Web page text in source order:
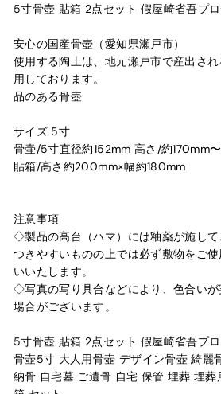
5寸骨壺 貼箱 2点セット 假屋崎省吾プ
安心の国産骨壺（愛知県瀬戸市）
使用する陶土は、地元瀬戸市で産出さ
用しております。
品のある骨壺
サイズ 5寸
骨壷/5寸直径約152mm 高さ/約170mm
貼箱/高さ約200mm×幅約180mm
注意事項
◇製品の高台（ハマ）には釉薬が施し
つきやすいものの上では必ず敷物をご
いいたします。
◇写真の写り具合などにより、色合い
場合がございます。
5寸骨壺 貼箱 2点セット 假屋崎省吾プ
骨壺5寸 大人用骨壺 デザイン骨壺 綺麗
納骨 自宅墓 ご遺骨 自宅 保管 埋葬 埋